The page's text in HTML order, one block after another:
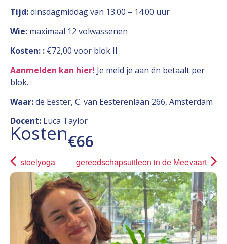
Tijd:dinsdagmiddag van 13:00 – 14:00 uur
Wie: maximaal 12 volwassenen
Kosten: : €72,00 voor blok II
Aanmelden kan hier! Je meld je aan én betaalt per
blok.
Waar:de Eester, C. van Eesterenlaan 266, Amsterdam
Docent: Luca Taylor
Kosten€66
stoelyoga gereedschapsuitleen in de Meevaart